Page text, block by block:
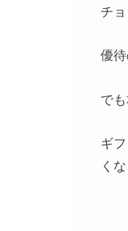
チ
優
で
ギ
く